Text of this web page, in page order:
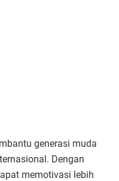
generasi muda
Dengan
memotivasi lebih